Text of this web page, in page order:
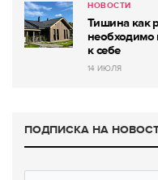
НОВОСТИ
Тишина как
необходимо
к себе
14 ИЮЛЯ
ПОДПИСКА НА